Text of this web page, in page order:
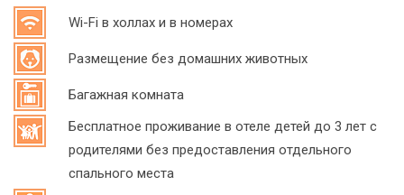
Wi-Fi в холлах и в номерах
Размещение без домашних животных
Багажная комната
Бесплатное проживание в отеле детей до 3 лет с
родителями без предоставления отдельного
спального места